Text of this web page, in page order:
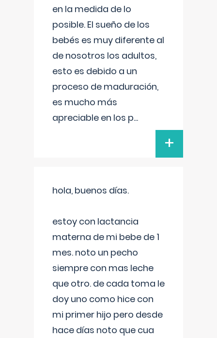
en la medida de lo
posible. El sueño de los
bebés es muy diferente al
de nosotros los adultos,
esto es debido a un
proceso de maduración,
es mucho más
apreciable en los p...
+
hola, buenos días.
estoy con lactancia
materna de mi bebe de 1
mes. noto un pecho
siempre con mas leche
que otro. de cada toma le
doy uno como hice con
mi primer hijo pero desde
hace días noto que cua